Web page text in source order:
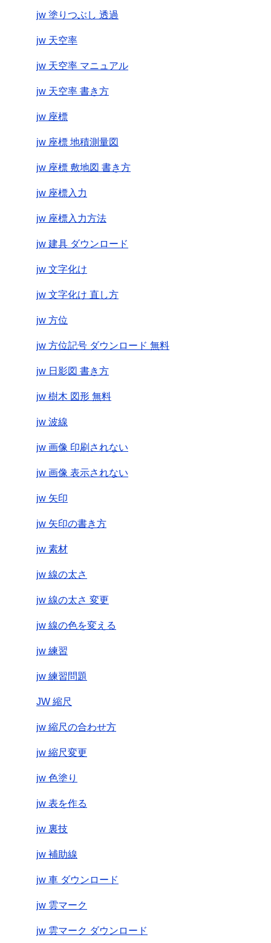
jw 塗りつぶし 透過
jw 天空率
jw 天空率 マニュアル
jw 天空率 書き方
jw 座標
jw 座標 地積測量図
jw 座標 敷地図 書き方
jw 座標入力
jw 座標入力方法
jw 建具 ダウンロード
jw 文字化け
jw 文字化け 直し方
jw 方位
jw 方位記号 ダウンロード 無料
jw 日影図 書き方
jw 樹木 図形 無料
jw 波線
jw 画像 印刷されない
jw 画像 表示されない
jw 矢印
jw 矢印の書き方
jw 素材
jw 線の太さ
jw 線の太さ 変更
jw 線の色を変える
jw 練習
jw 練習問題
JW 縮尺
jw 縮尺の合わせ方
jw 縮尺変更
jw 色塗り
jw 表を作る
jw 裏技
jw 補助線
jw 車 ダウンロード
jw 雲マーク
jw 雲マーク ダウンロード